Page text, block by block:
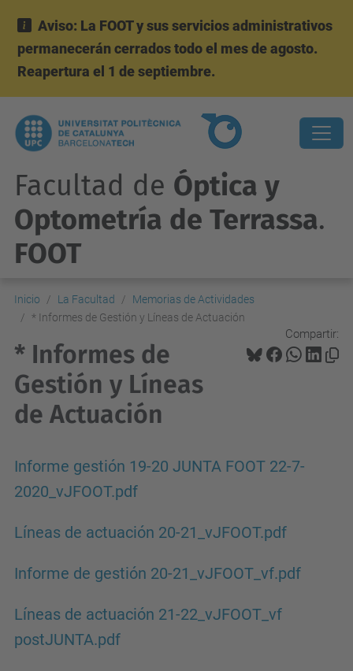
Aviso: La FOOT y sus servicios administrativos
permanecerán cerrados todo el mes de agosto.
Reapertura el 1 de septiembre.
Facultad de Óptica y
Optometría de Terrassa.
FOOT
Inicio La Facultad
Memorias de Actividades
* Informes de Gestión y Líneas de Actuación
Compartir:
* Informes de
Gestión y Líneas
de Actuación
Informe gestión 19-20 JUNTA FOOT 22-7-
2020_vJFOOT.pdf
Líneas de actuación 20-21_vJFOOT.pdf
Informe de gestión 20-21_vJFOOT_vf.pdf
Líneas de actuación 21-22_vJFOOT_vf
postJUNTA.pdf